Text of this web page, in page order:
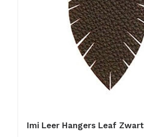
Imi Leer Hangers Leaf Zwart